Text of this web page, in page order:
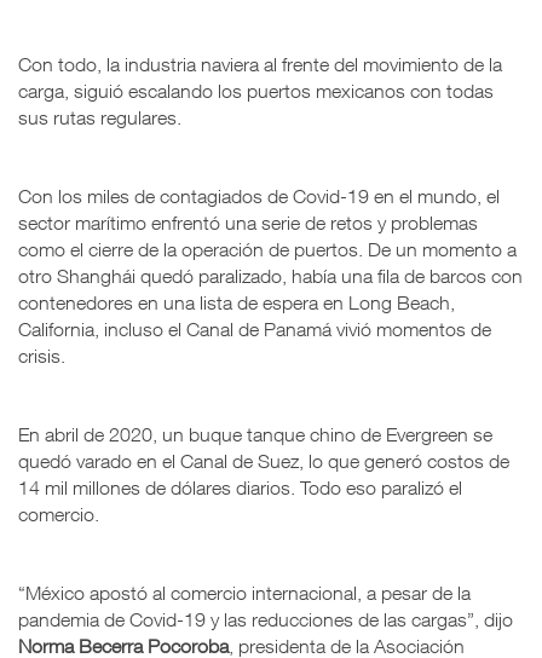
Con todo, la industria naviera al frente del movimiento de la
carga, siguió escalando los puertos mexicanos con todas
sus rutas regulares.
Con los miles de contagiados de Covid-19 en el mundo, el
sector marítimo enfrentó una serie de retos y problemas
como el cierre de la operación de puertos. De un momento a
otro Shanghái quedó paralizado, había una fila de barcos con
contenedores en una lista de espera en Long Beach,
California, incluso el Canal de Panamá vivió momentos de
crisis.
En abril de 2020, un buque tanque chino de Evergreen se
quedó varado en el Canal de Suez, lo que generó costos de
14 mil millones de dólares diarios. Todo eso paralizó el
comercio.
“México apostó al comercio internacional, a pesar de la
pandemia de Covid-19 y las reducciones de las cargas”, dijo
Norma Becerra Pocoroba, presidenta de la Asociación